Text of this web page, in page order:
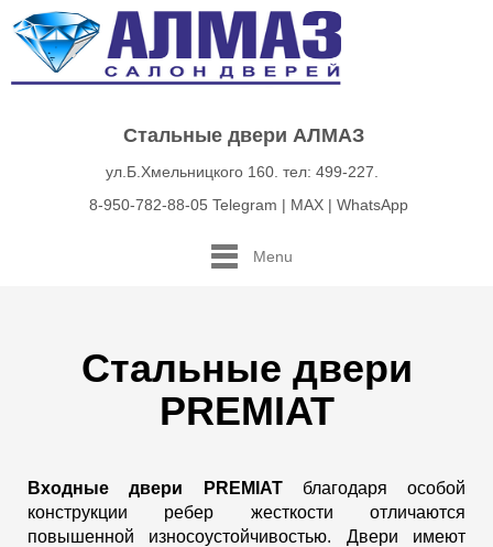
Стальные двери АЛМАЗ
ул.Б.Хмельницкого 160. тел: 499-227.
8-950-782-88-05 Telegram | MAX | WhatsApp
Menu
Стальные двери
PREMIAT
Входные двери PREMIAT
благодаря особой
конструкции ребер жесткости отличаются
повышенной износоустойчивостью. Двери имеют